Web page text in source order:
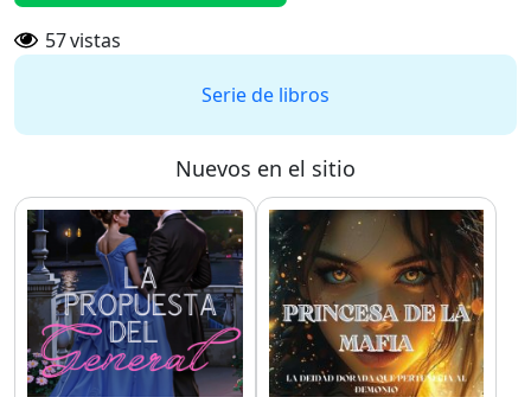
57vistas
Serie de libros
Nuevos en el sitio